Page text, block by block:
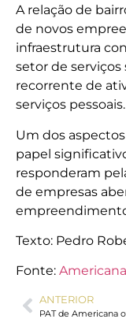
A relação de
de novos
infraestrutura
setor de
recorrente de
serviços pessoais.
Um dos
papel
responderam
de empresas
Texto: Pedro
Fonte:
ANTERIOR